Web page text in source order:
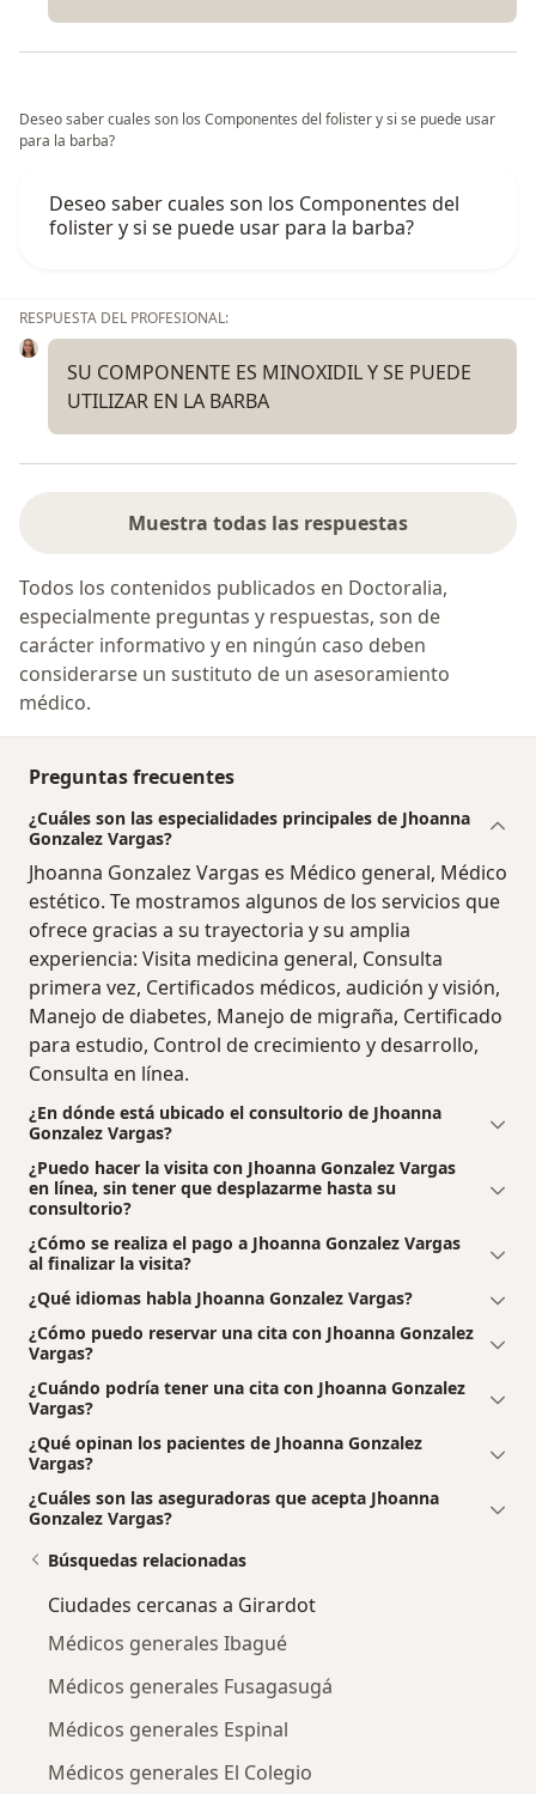
Deseo saber cuales son los Componentes del folister y si se puede usar
para la barba?
Deseo saber cuales son los Componentes del
folister y si se puede usar para la barba?
RESPUESTA DEL PROFESIONAL:
SU COMPONENTE ES MINOXIDIL Y SE PUEDE
UTILIZAR EN LA BARBA
Muestra todas las respuestas
Todos los contenidos publicados en Doctoralia,
especialmente preguntas y respuestas, son de
carácter informativo y en ningún caso deben
considerarse un sustituto de un asesoramiento
médico.
Preguntas frecuentes
¿Cuáles son las especialidades principales de Jhoanna
Gonzalez Vargas?
Jhoanna Gonzalez Vargas es Médico general, Médico
estético. Te mostramos algunos de los servicios que
ofrece gracias a su trayectoria y su amplia
experiencia: Visita medicina general, Consulta
primera vez, Certificados médicos, audición y visión,
Manejo de diabetes, Manejo de migraña, Certificado
para estudio, Control de crecimiento y desarrollo,
Consulta en línea.
¿En dónde está ubicado el consultorio de Jhoanna
Gonzalez Vargas?
¿Puedo hacer la visita con Jhoanna Gonzalez Vargas
en línea, sin tener que desplazarme hasta su
consultorio?
¿Cómo se realiza el pago a Jhoanna Gonzalez Vargas
al finalizar la visita?
¿Qué idiomas habla Jhoanna Gonzalez Vargas?
¿Cómo puedo reservar una cita con Jhoanna Gonzalez
Vargas?
¿Cuándo podría tener una cita con Jhoanna Gonzalez
Vargas?
¿Qué opinan los pacientes de Jhoanna Gonzalez
Vargas?
¿Cuáles son las aseguradoras que acepta Jhoanna
Gonzalez Vargas?
Búsquedas relacionadas
Ciudades cercanas a Girardot
Médicos generales Ibagué
Médicos generales Fusagasugá
Médicos generales Espinal
Médicos generales El Colegio